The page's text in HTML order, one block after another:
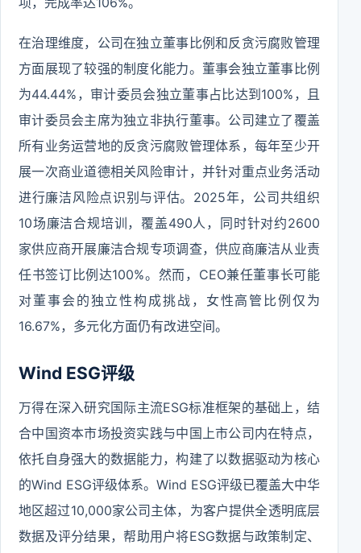
在治理维度，公司在独立董事比例和反贪污腐败管理
方面展现了较强的制度化能力。董事会独立董事比例
为44.44%，审计委员会独立董事占比达到100%，且
审计委员会主席为独立非执行董事。公司建立了覆盖
所有业务运营地的反贪污腐败管理体系，每年至少开
展一次商业道德相关风险审计，并针对重点业务活动
进行廉洁风险点识别与评估。2025年，公司共组织
10场廉洁合规培训，覆盖490人，同时针对约2600
家供应商开展廉洁合规专项调查，供应商廉洁从业责
任书签订比例达100%。然而，CEO兼任董事长可能
对董事会的独立性构成挑战，女性高管比例仅为
16.67%，多元化方面仍有改进空间。
Wind ESG评级
万得在深入研究国际主流ESG标准框架的基础上，结
合中国资本市场投资实践与中国上市公司内在特点，
依托自身强大的数据能力，构建了以数据驱动为核心
的Wind ESG评级体系。Wind ESG评级已覆盖大中华
地区超过10,000家公司主体，为客户提供全透明底层
数据及评分结果，帮助用户将ESG数据与政策制定、